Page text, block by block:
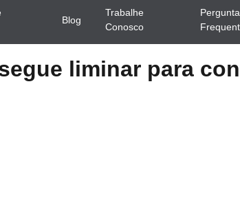
Blog
Trabalhe
Conosco
liminar para